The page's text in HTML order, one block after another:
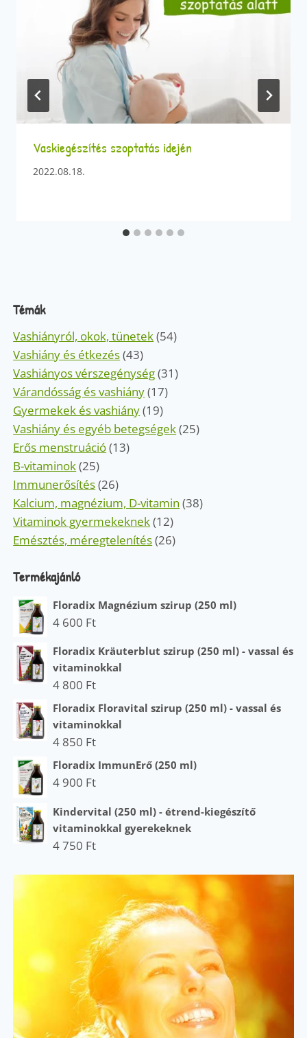
Vaskiegészítés szoptatás idején
2022.08.18.
Témák
Vashiányról, okok, tünetek(54)
Vashiány és étkezés(43)
Vashiányos vérszegénység(31)
Várandósság és vashiány(17)
Gyermekek és vashiány(19)
Vashiány és egyéb betegségek(25)
Erős menstruáció(13)
B-vitaminok(25)
Immunerősítés(26)
Kalcium, magnézium, D-vitamin (38)
Vitaminok gyermekeknek(12)
Emésztés, méregtelenítés(26)
Termékajánló
Floradix Magnézium szirup (250 ml)
4 600 Ft
Floradix Kräuterblut szirup (250 ml) - vassal és
vitaminokkal
4 800 Ft
Floradix Floravital szirup (250 ml) - vassal és
vitaminokkal
4 850 Ft
Floradix ImmunErő (250 ml)
4 900 Ft
Kindervital (250 ml) - étrend-kiegészítő
vitaminokkal gyerekeknek
4 750 Ft